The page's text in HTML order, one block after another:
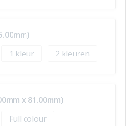
1 2
x 81.00mm)
Full colour